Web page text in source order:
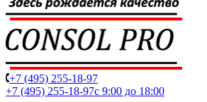
+7 (495) 255-18-97
+7 (495) 255-18-97с 9:00 до 18:00